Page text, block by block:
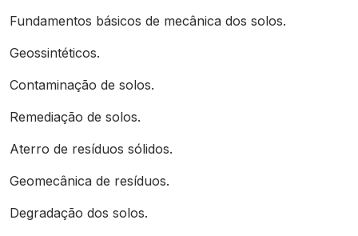
Fundamentos básicos de mecânica dos solos.
Geossintéticos.
Contaminação de solos.
Remediação de solos.
Aterro de resíduos sólidos.
Geomecânica de resíduos.
Degradação dos solos.